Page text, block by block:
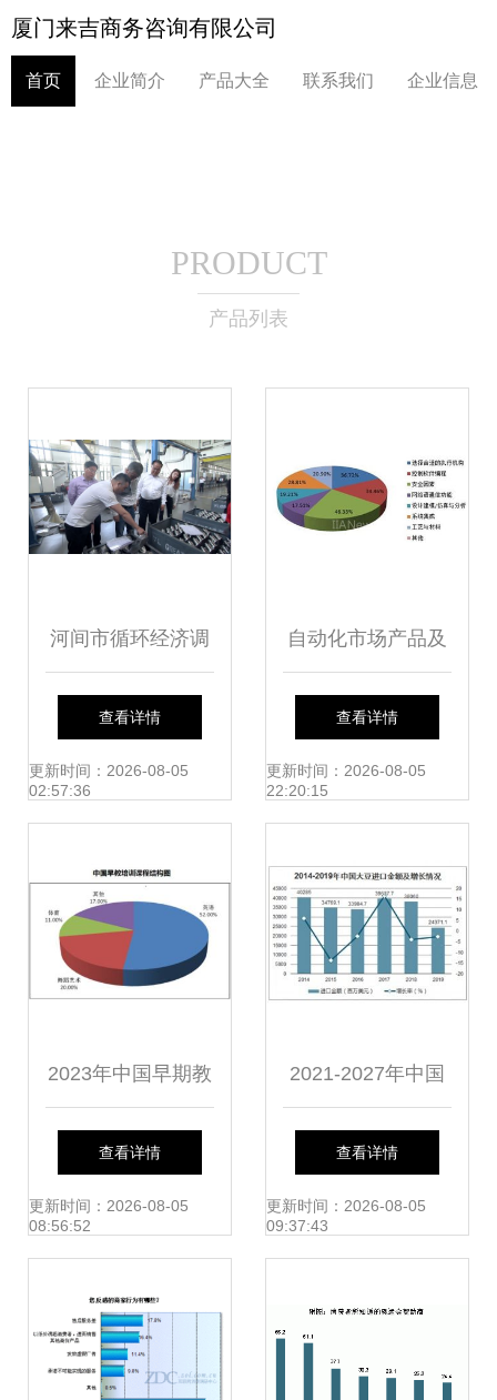
厦门来吉商务咨询有限公司
首页 企业简介 产品大全 联系我们 企业信息
PRODUCT
产品列表
河间市循环经济调
研 副秘书长原庆丹
深入一线洞察市场
查看详情
更新时间：2026-08-05
02:57:36
自动化市场产品及
应用调查分析
查看详情
更新时间：2026-08-05
22:20:15
2023年中国早期教
育市场深度调研报
告
查看详情
更新时间：2026-08-05
08:56:52
2021-2027年中国
大豆深加工市场调
查与投资方向研究
查看详情
更新时间：2026-08-05
09:37:43